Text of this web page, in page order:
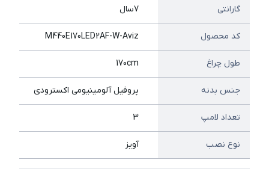
گارانتی 7سال
کد محصول M440E170LED2AF-W-Aviz
طول چراغ 170cm
جنس بدنه پروفیل آلومینیومي اكسترودی
تعداد لامپ 3
نوع نصب آویز